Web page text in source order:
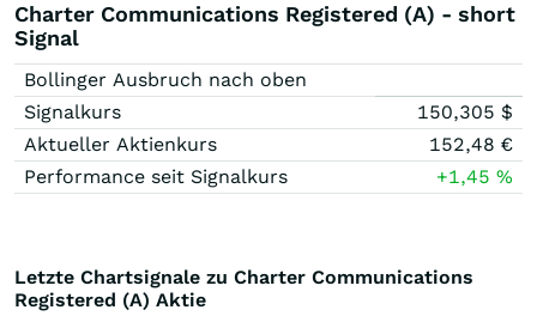
Charter Communications Registered (A) - short
Signal
Bollinger Ausbruch nach oben
Signalkurs
150,305 $
Aktueller Aktienkurs
152,48 €
Performance seit Signalkurs
+1,45 %
Letzte Chartsignale zu Charter Communications
Registered (A) Aktie